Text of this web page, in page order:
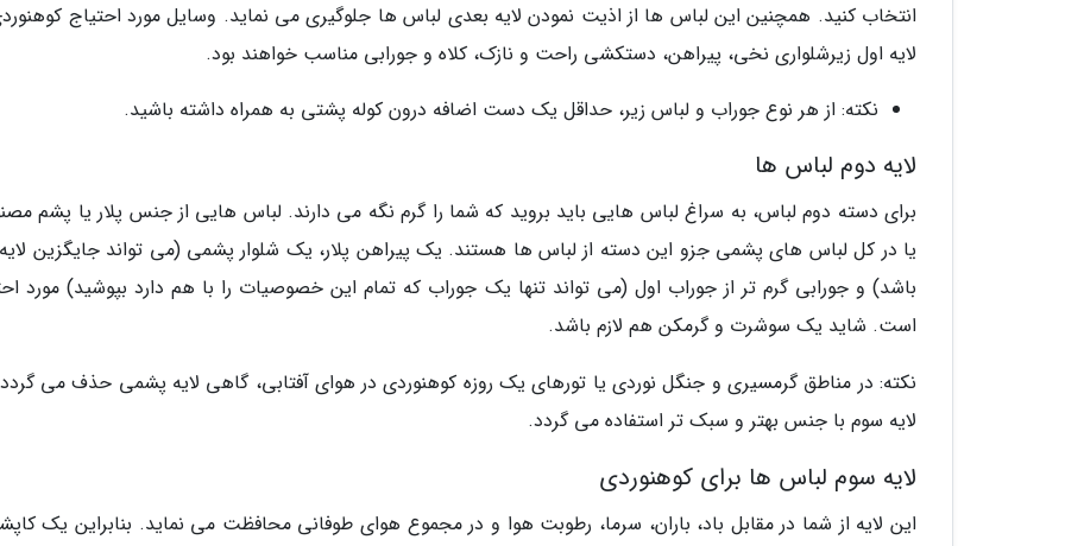
انتخاب کنید. همچنین این لباس ها از اذیت نمودن لایه بعدی لباس ها جلوگیری می نماید. وسایل مورد احتیاج
لایه اول زیرشلواری نخی، پیراهن، دستکشی راحت و نازک، کلاه و جورابی مناسب خواهند بود.
نکته: از هر نوع جوراب و لباس زیر، حداقل یک دست اضافه درون کوله پشتی به همراه داشته باشید.
لایه دوم لباس ها
برای دسته دوم لباس، به سراغ لباس هایی باید بروید که شما را گرم نگه می دارند. لباس هایی از جنس پلار یا پشم
یا در کل لباس های پشمی جزو این دسته از لباس ها هستند. یک پیراهن پلار، یک شلوار پشمی (می تواند جایگزین
باشد) و جورابی گرم تر از جوراب اول (می تواند تنها یک جوراب که تمام این خصوصیات را با هم دارد بپوشید) مورد
است. شاید یک سوشرت و گرمکن هم لازم باشد.
نکته: در مناطق گرمسیری و جنگل نوردی یا تورهای یک روزه کوهنوردی در هوای آفتابی، گاهی لایه پشمی حذف می
لایه سوم با جنس بهتر و سبک تر استفاده می گردد.
لایه سوم لباس ها برای کوهنوردی
این لایه از شما در مقابل باد، باران، سرما، رطوبت هوا و در مجموع هوای طوفانی محافظت می نماید. بنابراین یک